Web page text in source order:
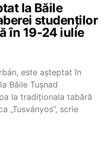
la Băile
studenților
în 19-24 iulie
este așteptat în
Băile Tușnad
la tradiționala tabără
„Tusványos”, scrie